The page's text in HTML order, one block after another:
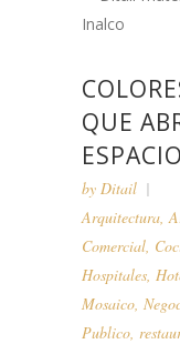
QUE
by Ditail
Arquitectura,
Comercial,
Hospitales,
Mosaico,
Publico,